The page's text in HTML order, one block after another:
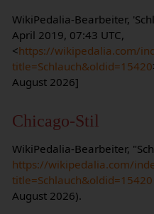
WikiPedalia-Bearbeiter,
April 2019, 07:43 UTC,
<https://wikipedalia.com/
title=Schlauch&oldid=15420
August 2026]
Chicago-Stil
WikiPedalia-Bearbeiter,
https://wikipedalia.com/
title=Schlauch&oldid=15420
August 2026).